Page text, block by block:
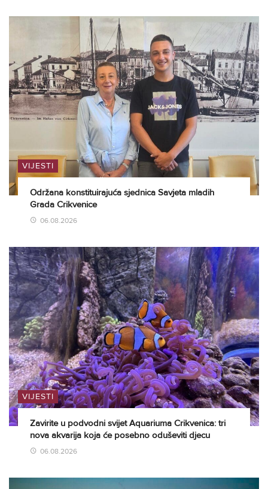
VIJESTI
Održana konstituirajuća sjednica Savjeta mladih
Grada Crikvenice
06.08.2026
VIJESTI
Zavirite u podvodni svijet Aquariuma Crikvenica: tri
nova akvarija koja će posebno oduševiti djecu
06.08.2026